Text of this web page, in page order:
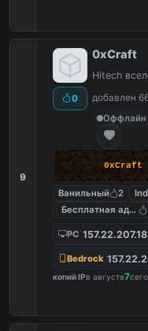
9
0
0xCraft
Hitech
добавлен
Оффлайн
0xCraft
Ванильный 2
Бесплатная
PC
Bedrock
копий IPв августе7